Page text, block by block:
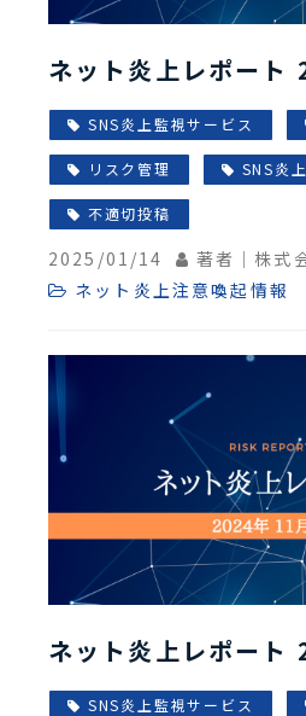
ネット炎上レポー
SNS炎上監視サービス
リスク管理 SNS炎上
不適切投稿
2025/01/14
著者｜株式
ネット炎上注意喚起情報
ネット炎上レポー
SNS炎上監視サービス